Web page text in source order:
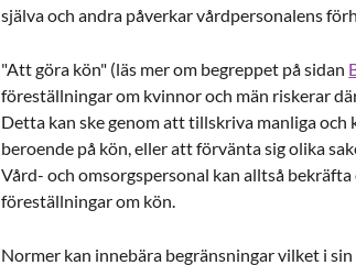
själva och andra påverkar vårdpersonalens
"Att göra kön" (läs mer om begreppet på sidan
föreställningar om kvinnor och män riskerar
Detta kan ske genom att tillskriva manliga
beroende på kön, eller att förvänta sig olika
Vård- och omsorgspersonal kan alltså
föreställningar om kön.
Normer kan innebära begränsningar vilket i